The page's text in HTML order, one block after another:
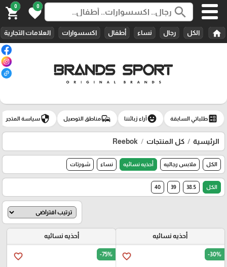
search
0
favorite
0
shopping_cart
home الكل رجال نساء أطفال اكسسوارات العلامات التجارية
ballotطلباتي السابقة emoji_emotionsآراء زبائننا commuteمناطق التوصيل securityسياسة المتجر
الرئيسية كل المنتجات Reebok
الكل ملابس رجاليه أحذيه نسائيه نساء شورتات
الكل 38.5
39
40
أحذيه نسائيه
favorite_border -30%
أحذيه نسائيه
favorite_border -75%